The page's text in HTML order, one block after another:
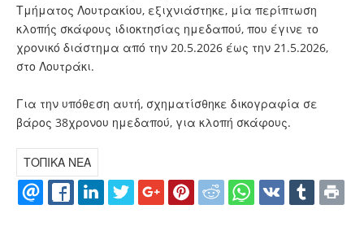
Τμήματος Λουτρακίου, εξιχνιάστηκε, μία περίπτωση
κλοπής σκάφους ιδιοκτησίας ημεδαπού, που έγινε το
χρονικό διάστημα από την 20.5.2026 έως την 21.5.2026,
στο Λουτράκι.
Για την υπόθεση αυτή, σχηματίσθηκε δικογραφία σε
βάρος 38χρονου ημεδαπού, για κλοπή σκάφους.
ΤΟΠΙΚΑ ΝΕΑ